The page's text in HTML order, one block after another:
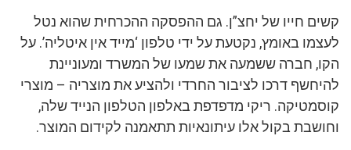
קשים חייו של יחצ”ן. גם ההפסקה ההכרחית שהוא נטל
לעצמו באומץ, נקטעת על ידי טלפון ‘מייד אין איטליה’. על
הקו, חברה ששמעה את שמעו של המשרד ומעוניינת
להיחשף דרכו לציבור החרדי ולהציע את מוצריה – מוצרי
קוסמטיקה. ריקי מדפדפת באלפון הטלפון הנייד שלה,
וחושבת בקול אלו עיתונאיות תתאמנה לקידום המוצר.